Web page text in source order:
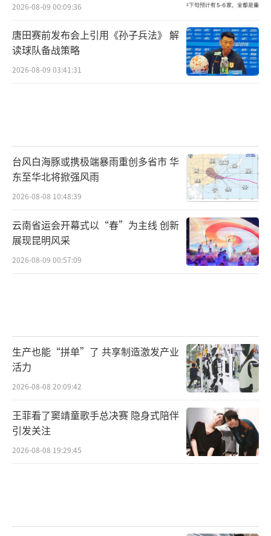
2026-08-09 00:09:36
唐田赛前发布会上引用《孙子兵法》 解
读球队备战策略
2026-08-09 03:41:31
台风白海豚或携极端暴雨重创多省市 华
东至华北将掀强风雨
2026-08-08 10:48:39
云南省运会开幕式以“春”为主线 创新
展现昆明风采
2026-08-09 00:57:09
生产也能“拼单”了 共享制造激发产业
活力
2026-08-08 20:09:42
王菲看了窦靖童歌手总决赛 隐身式陪伴
引发关注
2026-08-08 19:29:45